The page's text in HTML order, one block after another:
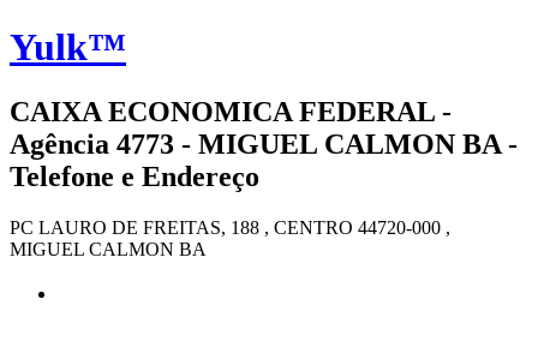
Yulk™
CAIXA ECONOMICA FEDERAL -
Agência 4773 - MIGUEL CALMON BA -
Telefone e Endereço
PC LAURO DE FREITAS, 188 , CENTRO 44720-000 ,
MIGUEL CALMON BA